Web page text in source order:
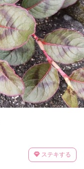
ステキする